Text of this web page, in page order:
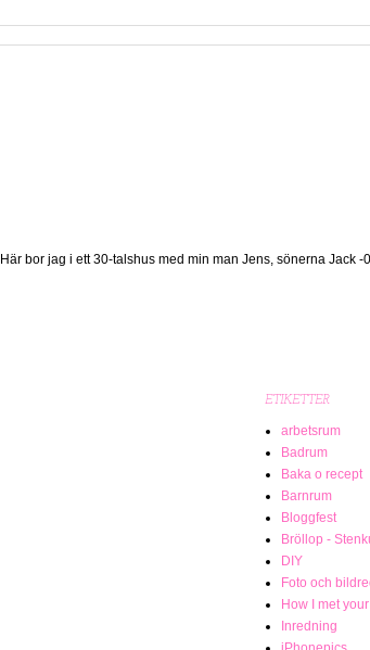
bor jag i ett 30-talshus med min man Jens, sönerna Jack -
ETIKETTER
arbetsrum
Badrum
Baka o recept
Barnrum
Bloggfest
Bröllop -
DIY
Foto och
How I met
Inredning